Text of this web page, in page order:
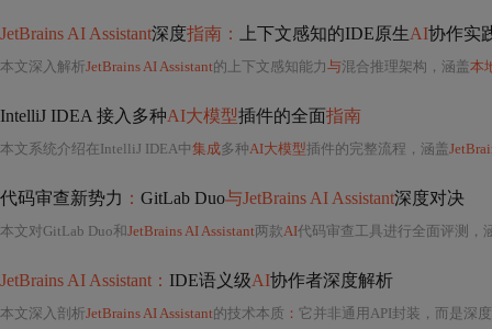
JetBrains AI Assistant深度指南： 上下文感知的IDE原生AI协作实
本文深入解析JetBrains AI Assistant的上下文感知能力与混合推理架构，涵盖 本
IntelliJ IDEA 接入多种AI大模型插件的全面指南
本文系统介绍在IntelliJ IDEA中集成多种AI大模型插件的完整流程，涵盖
代码审查新势力 ： GitLab Duo与JetBrains AI Assistant深度对决
本文对GitLab Duo和JetBrains AI Assistant两款AI代码审查工具进行全面评测，涵盖功能、性能、易用性、安全性和成本等
JetBrains AI Assistant： IDE语义级AI协作者深度解析
本文深入剖析JetBrains AI Assistant的技术本质 ： 它并非通用API封装，而是深度耦